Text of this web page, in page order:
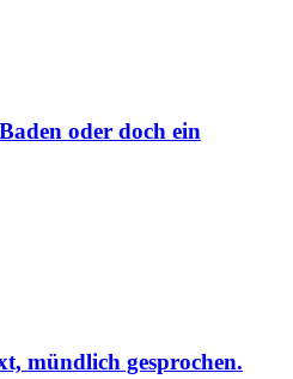
oder doch ein
mündlich gesprochen.